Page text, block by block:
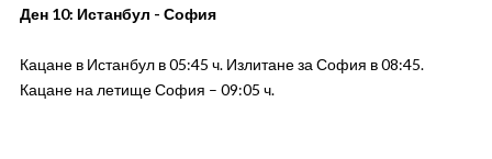
Ден 10: Истанбул - София
Кацане в Истанбул в 05:45 ч. Излитане за София в 08:45.
Кацане на летище София – 09:05 ч.